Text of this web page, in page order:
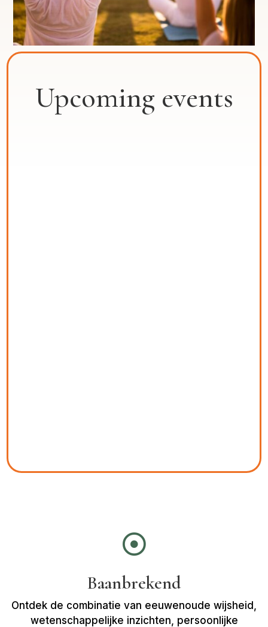
Upcoming events

Baanbrekend
Ontdek de combinatie van eeuwenoude wijsheid,
wetenschappelijke inzichten, persoonlijke